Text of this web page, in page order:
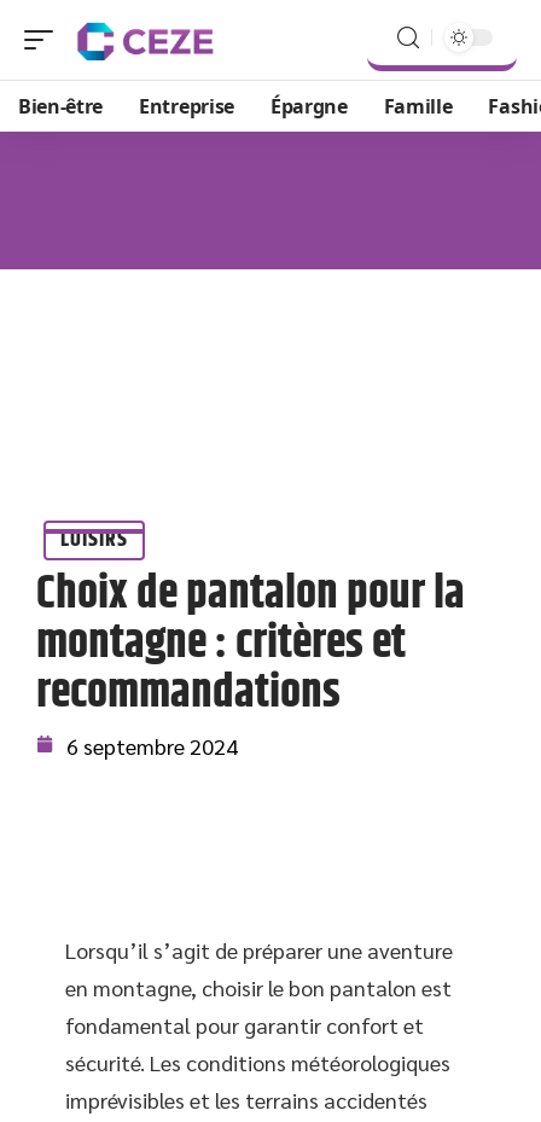
Bien-être Entreprise Épargne Famille
LOISIRS
Choix de pantalon pour la
montagne : critères et
recommandations
6 septembre 2024
Lorsqu’il s’agit de préparer une aventure
en montagne, choisir le bon pantalon est
fondamental pour garantir confort et
sécurité. Les conditions météorologiques
imprévisibles et les terrains accidentés